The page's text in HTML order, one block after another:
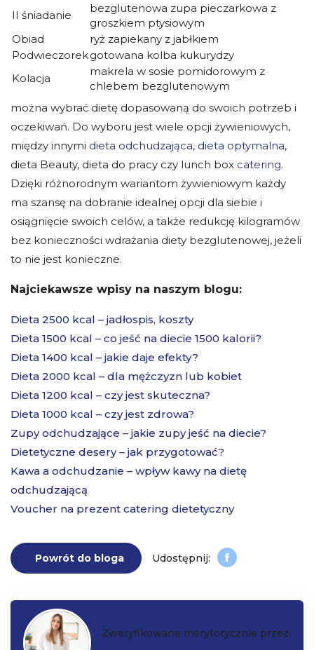
II śniadanie
bezglutenowa zupa pieczarkowa z
groszkiem ptysiowym
Obiad
ryż zapiekany z jabłkiem
Podwieczorekgotowana kolba kukurydzy
Kolacja
makrela w sosie pomidorowym z
chlebem bezglutenowym
można wybrać dietę dopasowaną do swoich potrzeb i
oczekiwań. Do wyboru jest wiele opcji żywieniowych,
między innymi dieta odchudzająca, dieta optymalna,
dieta Beauty, dieta do pracy czy lunch box catering.
Dzięki różnorodnym wariantom żywieniowym każdy
ma szansę na dobranie idealnej opcji dla siebie i
osiągnięcie swoich celów, a także redukcję kilogramów
bez konieczności wdrażania diety bezglutenowej, jeżeli
to nie jest konieczne.
Najciekawsze wpisy na naszym blogu:
Dieta 2500 kcal – jadłospis, koszty
Dieta 1500 kcal – co jeść na diecie 1500 kalorii?
Dieta 1400 kcal – jakie daje efekty?
Dieta 2000 kcal – dla mężczyzn lub kobiet
Dieta 1200 kcal – czy jest skuteczna?
Dieta 1000 kcal – czy jest zdrowa?
Zupy odchudzające – jakie zupy jeść na diecie?
Dietetyczne desery – jak przygotować?
Kawa a odchudzanie – wpływ kawy na dietę
odchudzającą
Voucher na prezent catering dietetyczny
Powrót do bloga
Zweryfikowane merytorycznie przez: